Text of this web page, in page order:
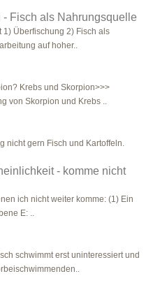
Fisch als Nahrungsquelle
1) Überfischung 2) Fisch als
auf hoher..
Krebs und Skorpion>>>
von Skorpion und Krebs ..
nicht gern Fisch und Kartoffeln.
- komme nicht
ich nicht weiter komme: (1) Ein
E: ..
schwimmt erst uninteressiert und